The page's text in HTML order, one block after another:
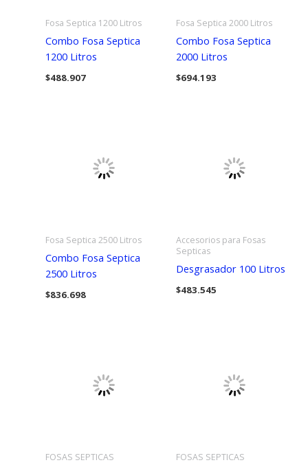
Fosa Septica 1200 Litros
Combo Fosa Septica
1200 Litros
$488.907
Fosa Septica 2000 Litros
Combo Fosa Septica
2000 Litros
$694.193
Fosa Septica 2500 Litros
Combo Fosa Septica
2500 Litros
$836.698
Accesorios para Fosas
Septicas
Desgrasador 100 Litros
$483.545
FOSAS SEPTICAS FOSAS SEPTICAS